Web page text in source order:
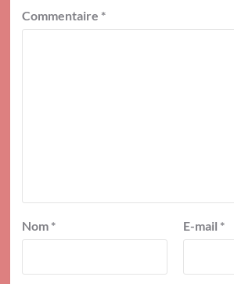
Commentaire *
Nom * E-mail *